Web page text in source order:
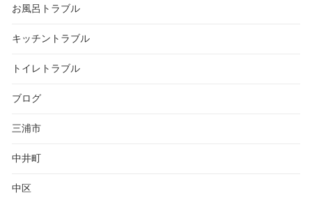
お風呂トラブル
キッチントラブル
トイレトラブル
ブログ
三浦市
中井町
中区